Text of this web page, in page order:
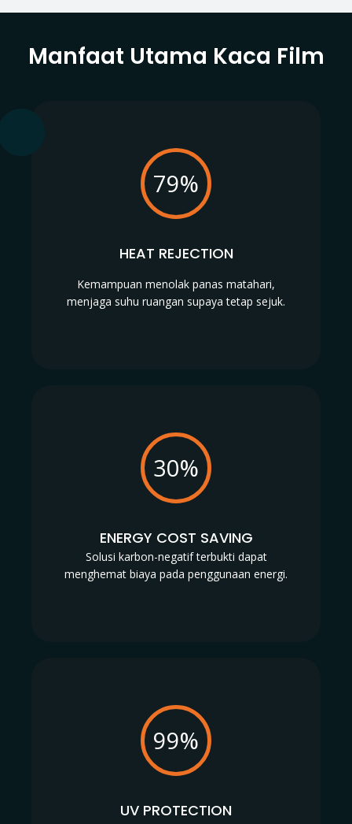
Manfaat Utama Kaca Film
79%
HEAT REJECTION
Kemampuan menolak panas matahari,
menjaga suhu ruangan supaya tetap sejuk.
30%
ENERGY COST SAVING
Solusi karbon-negatif terbukti dapat
menghemat biaya pada penggunaan energi.
99%
UV PROTECTION